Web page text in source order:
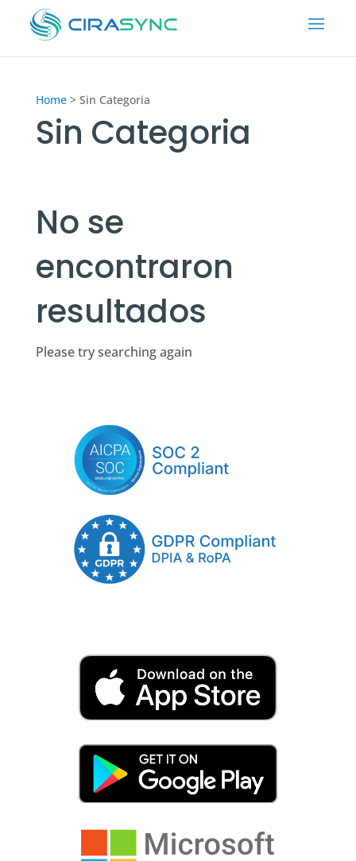
Home >Sin Categoria
Sin Categoria
No se
encontraron
resultados
Please try searching again